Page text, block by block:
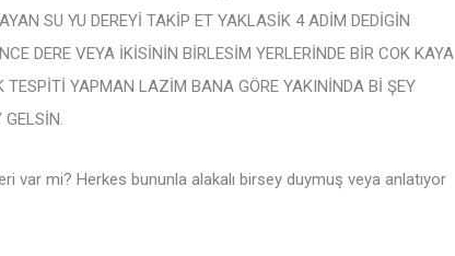
SU YU DEREYİ TAKİP ET YAKLASİK 4 ADİM DEDİGİN
DERE VEYA İKİSİNİN BİRLESİM YERLERİNDE BİR COK KAYA
YAPMAN LAZİM BANA GÖRE YAKINİNDA Bİ ŞEY
var mi? Herkes bununla alakalı birsey duymuş veya anlatıyor